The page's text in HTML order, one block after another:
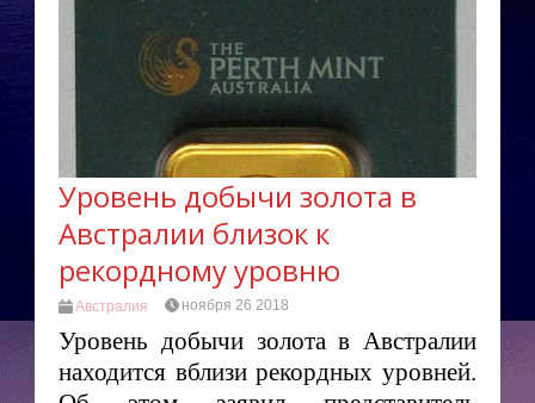
Уровень добычи золота в
Австралии близок к
рекордному уровню
Австралия ноября 26 2018
Уровень добычи золота в Австралии
находится вблизи рекордных уровней.